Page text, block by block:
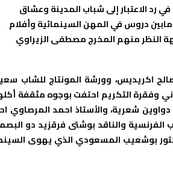
الاعتبار إلى شباب المدينة وعشاق
مابين دروس في المهن السينمائية وأفلام
النظر منهم المخرج مصطفى الزيراوي
اكريديس، وورشة المونتاج للشاب
وفقرة التكريم احتفت بوجوه مثقفة
شعرية، والأستاذ احمد المرصاوي
الفرنسية والناقد بوشتى فرقزيد دو
حيث حضي بعضوية لجنة التحكيم بمهرجان طنجة الدورة 15 والدكتور بوشعيب المسعودي الذي يهوى